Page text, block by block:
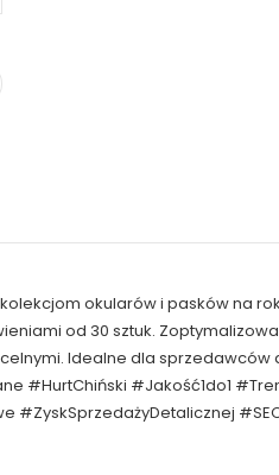
okularów i pasków na
od 30 sztuk.
Idealne dla
#HurtChiński #Jakość1do1